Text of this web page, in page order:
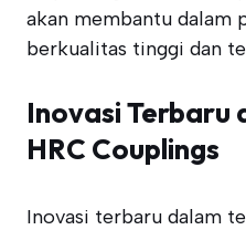
akan membantu dalam
berkualitas tinggi dan
Inovasi Terbaru
HRC Couplings
Inovasi terbaru dalam